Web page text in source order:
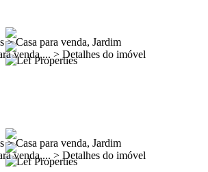
>Casa para venda, Jardim
venda,... > Detalhes do imóvel
>Casa para venda, Jardim
venda,... > Detalhes do imóvel